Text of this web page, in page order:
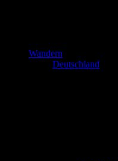
Wandern
Deutschland